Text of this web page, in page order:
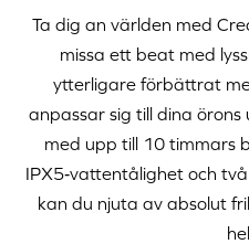
Ta dig an världen med
missa ett beat med
ytterligare förbättrat
anpassar sig till dina örons
med upp till 10 timmars
IPX5‑vattentålighet och
kan du njuta av absolut